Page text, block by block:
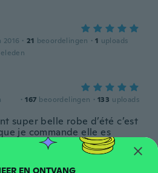
2016 · 21 beoordelingen · 1 uploads
· 167 beoordelingen · 133 uploads
super belle robe d’été c’est
je commande elle es
est léger je l’adore
ABONNEER EN ONTVANG